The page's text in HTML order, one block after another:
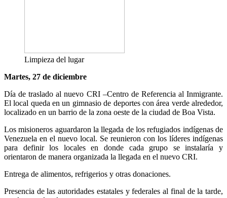
Limpieza del lugar
Martes, 27 de diciembre
Día de traslado al nuevo CRI –Centro de Referencia al Inmigrante.
El local queda en un gimnasio de deportes con área verde alrededor,
localizado en un barrio de la zona oeste de la ciudad de Boa Vista.
Los misioneros aguardaron la llegada de los refugiados indígenas de
Venezuela en el nuevo local. Se reunieron con los líderes indígenas
para definir los locales en donde cada grupo se instalaría y
orientaron de manera organizada la llegada en el nuevo CRI.
Entrega de alimentos, refrigerios y otras donaciones.
Presencia de las autoridades estatales y federales al final de la tarde,